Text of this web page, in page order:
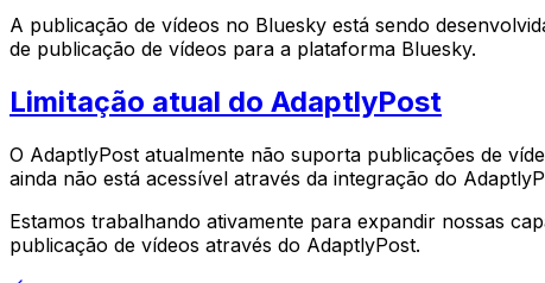
A publicação de vídeos no Bluesky está sendo
de publicação de vídeos para a plataforma Bluesky.
Limitação atual do AdaptlyPost
O AdaptlyPost atualmente não suporta publicações de
ainda não está acessível através da integração do
Estamos trabalhando ativamente para expandir nossas
publicação de vídeos através do AdaptlyPost.